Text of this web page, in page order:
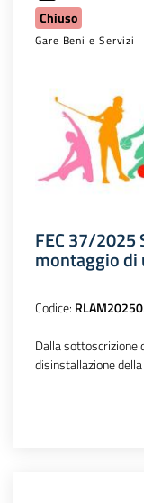
Chiuso
Gare Beni e Servizi
FEC 37/2025
montaggio di
Codice:
Dalla sottoscrizione
disinstallazione